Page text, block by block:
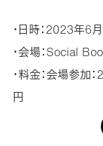
・日時：2023年6
・会場：Social
・料金：会場参加
円